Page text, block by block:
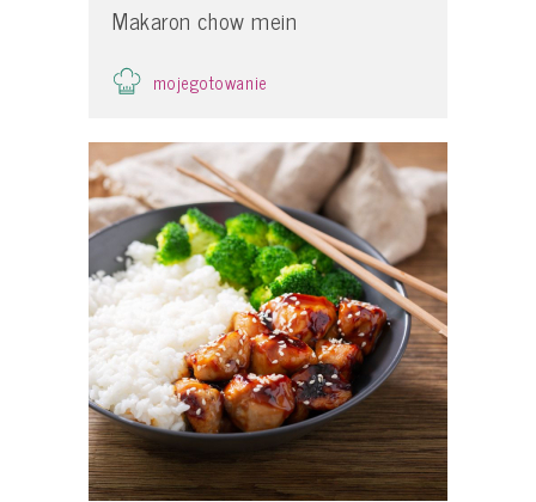
Makaron chow mein
mojegotowanie